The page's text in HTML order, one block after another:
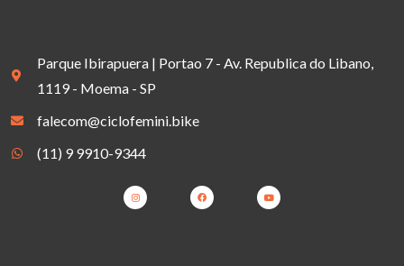
Parque Ibirapuera | Portao 7 - Av. Republica do Libano,
1119 - Moema - SP
falecom@ciclofemini.bike
(11) 9 9910-9344